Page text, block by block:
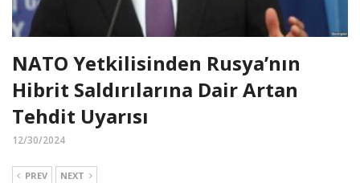
NATO Yetkilisinden Rusya’nın
Hibrit Saldırılarına Dair Artan
Tehdit Uyarısı
12/30/2024
PREV NEXT